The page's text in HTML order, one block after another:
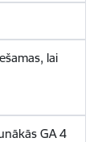
lai
GA 4